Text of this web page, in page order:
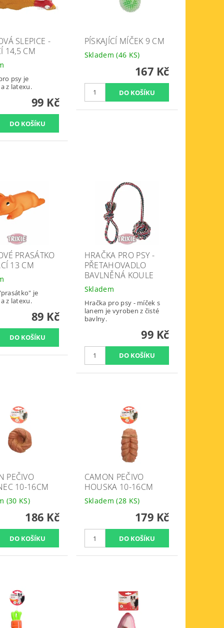
SLEPICE -
14,5 CM
psy je
z latexu.
99 Kč
PÍSKAJÍCÍ MÍČEK 9 CM
Skladem(46 KS)
167 Kč
PRASÁTKO
13 CM
je
z latexu.
89 Kč
HRAČKA PRO PSY -
PŘETAHOVADLO
BAVLNĚNÁ KOULE
Skladem
Hračka pro psy - míček s
lanem je vyroben z čisté
bavlny.
99 Kč
PEČIVO
10-16CM
(30 KS)
186 Kč
CAMON PEČIVO
HOUSKA 10-16CM
Skladem(28 KS)
179 Kč